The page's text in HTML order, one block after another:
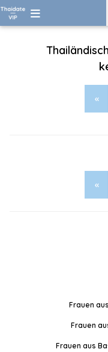
«
«
Frauen
Frauen
Frauen aus